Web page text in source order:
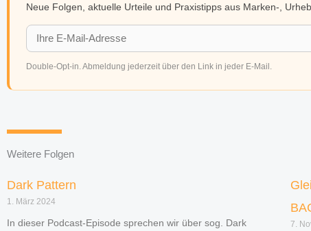
Neue Folgen, aktuelle Urteile und Praxistipps aus Marken-,
Double-Opt-in. Abmeldung jederzeit über den Link in jeder E-Mail.
Weitere Folgen
Dark Pattern
1. März 2024
In dieser Podcast-Episode sprechen wir über sog. Dark
7.